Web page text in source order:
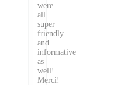
were
all
super
friendly
and
informative
as
well!
Merci!